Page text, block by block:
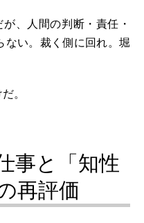
、人間の判断・責任・
ない。裁く側に回れ。堀
。
事と「知性
再評価